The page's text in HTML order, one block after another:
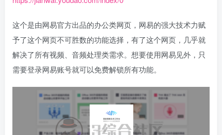
这个是由网易官方出品的办公类网页，网易的强大技术力赋
予了这个网页不可胜数的功能选择，有了这个网页，几乎就
解决了所有视频、音频处理类需求。想要使用网易见外，只
需要登录网易账号就可以免费解锁所有功能。